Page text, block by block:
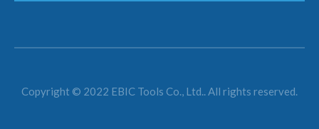
Copyright © 2022 EBIC Tools Co., Ltd.. All rights reserved.